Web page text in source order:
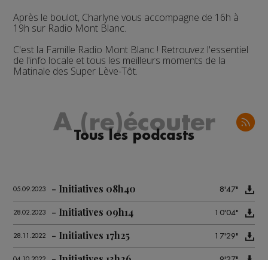
Après le boulot, Charlyne vous accompagne de 16h à
19h sur Radio Mont Blanc.
C'est la Famille Radio Mont Blanc ! Retrouvez l'essentiel
de l'info locale et tous les meilleurs moments de la
Matinale des Super Lève-Tôt.
A (re)écouter
Tous les podcasts
05.09.2023 Initiatives 08h40 8'47"
28.02.2023 Initiatives 09h14 10'04"
28.11.2022 Initiatives 17h25 17'29"